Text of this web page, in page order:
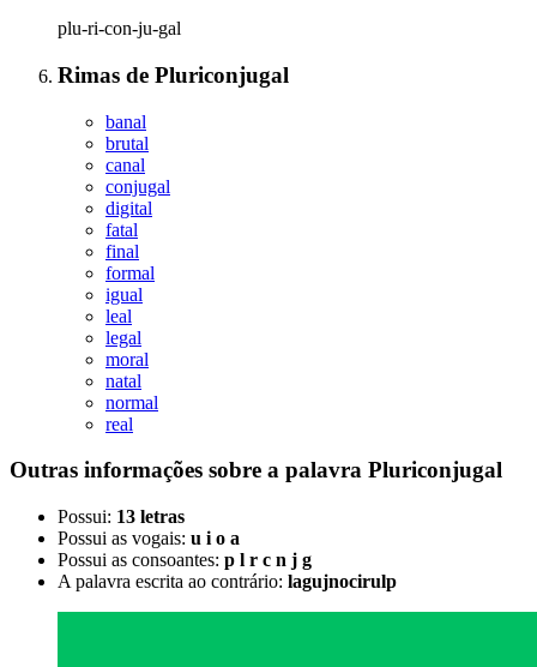
plu-ri-con-ju-gal
Rimas de Pluriconjugal
banal
brutal
canal
conjugal
digital
fatal
final
formal
igual
leal
legal
moral
natal
normal
real
Outras informações sobre a palavra Pluriconjugal
Possui: 13 letras
Possui as vogais: u i o a
Possui as consoantes: p l r c n j g
A palavra escrita ao contrário: lagujnocirulp